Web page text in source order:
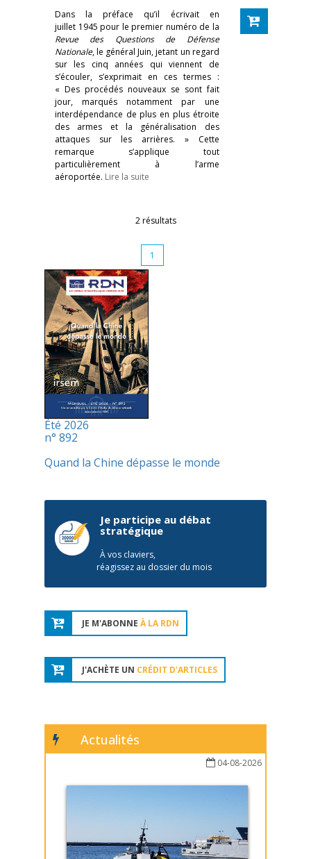
Dans la préface qu’il écrivait en
juillet 1945 pour le premier numéro de la
Revue des Questions de Défense
Nationale, le général Juin, jetant un regard
sur les cinq années qui viennent de
s’écouler, s’exprimait en ces termes :
« Des procédés nouveaux se sont fait
jour, marqués notamment par une
interdépendance de plus en plus étroite
des armes et la généralisation des
attaques sur les arrières. » Cette
remarque s’applique tout
particulièrement à l’arme
aéroportée. Lire la suite
2 résultats
1
Été 2026
n° 892
Quand la Chine dépasse le monde
Je participe au débat
stratégique
À vos claviers,
réagissez au dossier du mois
JE M'ABONNE À LA RDN
J'ACHÈTE UN CRÉDIT D'ARTICLES
Actualités
04-08-2026